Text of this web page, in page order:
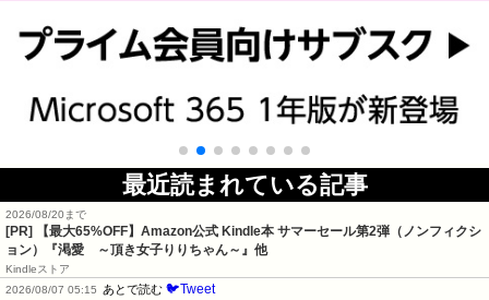
最近読まれている記事
2026/08/20まで
[PR]
【最大65%OFF】Amazon公式 Kindle本 サマーセール第2弾（ノンフィクシ
ョン）『渇愛 ～頂き女子りりちゃん～』他
Kindleストア
2026/08/07 05:15
あとで読む 🐦Tweet